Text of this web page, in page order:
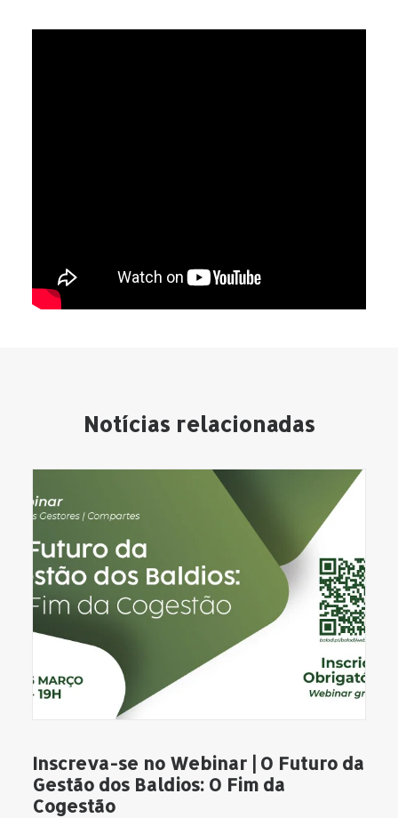
Notícias relacionadas
Inscreva-se no Webinar | O Futuro da
Gestão dos Baldios: O Fim da
Cogestão